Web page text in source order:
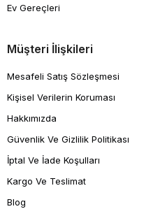
Ev Gereçleri
Müşteri İlişkileri
Mesafeli Satış Sözleşmesi
Kişisel Verilerin Koruması
Hakkımızda
Güvenlik Ve Gizlilik Politikası
İptal Ve İade Koşulları
Kargo Ve Teslimat
Blog